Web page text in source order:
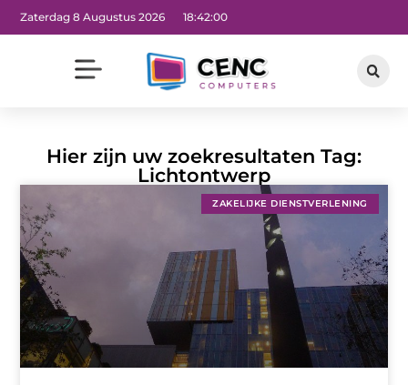
Zaterdag 8 Augustus 2026 18:42:01
Hier zijn uw zoekresultaten Tag:
Lichtontwerp
ZAKELIJKE DIENSTVERLENING